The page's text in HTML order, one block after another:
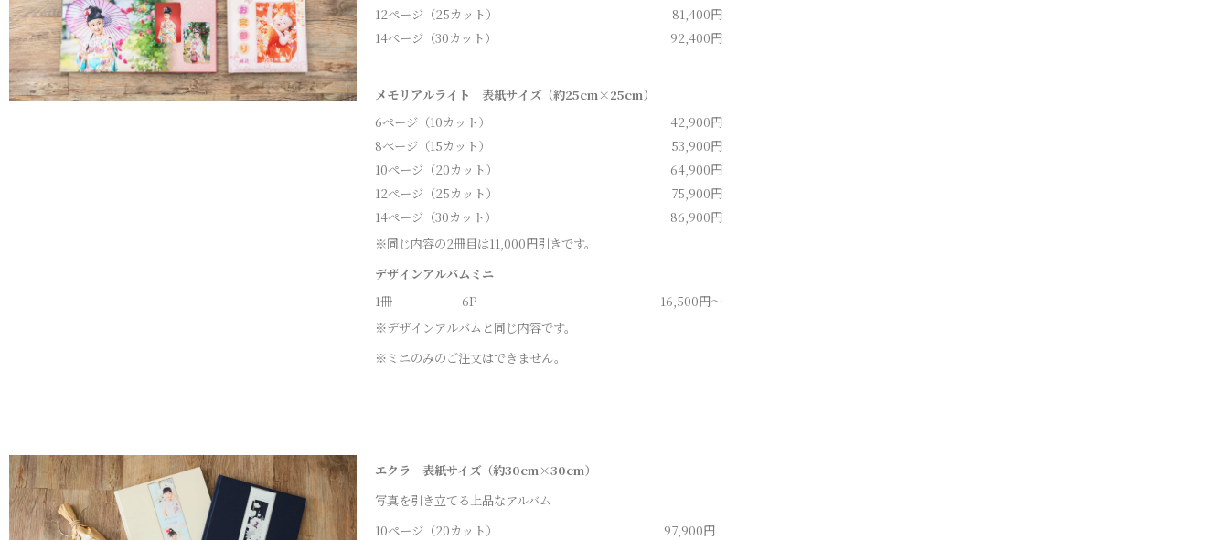
12ページ（25カット）
81,400円
14ページ（30カット）
92,400円
メモリアルライト 表紙サイズ（約25cm×25cm）
6ページ（10カット）
42,900円
8ページ（15カット）
53,900円
10ページ（20カット）
64,900円
12ページ（25カット）
75,900円
14ページ（30カット）
86,900円
※同じ内容の2冊目は11,000円引きです。
デザインアルバムミニ
1冊
6P
16,500円～
※デザインアルバムと同じ内容です。
※ミニのみのご注文はできません。
エクラ 表紙サイズ（約30cm×30cm）
写真を引き立てる上品なアルバム
10ページ（20カット） 97,900円